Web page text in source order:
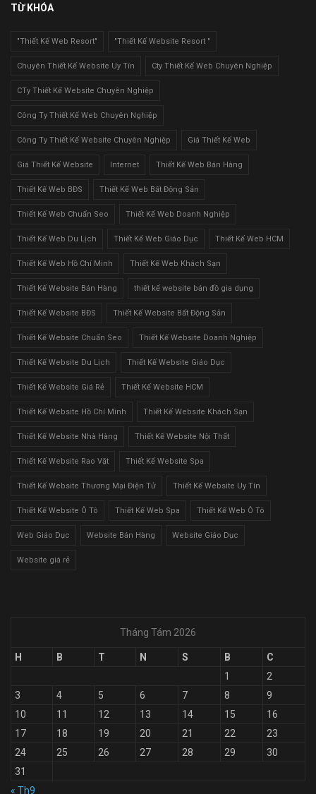
TỪ KHÓA
"Thiết Kế Web Resort" "Thiết Kế Website Resort "
Chuyên Thiết Kế Website Uy Tín Cty Thiết Kế Web Chuyên Nghiệp
CTy Thiết Kế Website Chuyên Nghiệp
Công Ty Thiết Kế Web Chuyên Nghiệp
Công Ty Thiết Kế Website Chuyên Nghiệp Giá Thiết Kế Web
Giá Thiết Kế Website Internet Thiết Kế Web Bán Hàng
Thiết Kế Web BĐS Thiết Kế Web Bất Động Sản
Thiết Kế Web Chuẩn Seo Thiết Kế Web Doanh Nghiệp
Thiết Kế Web Du Lịch Thiết Kế Web Giáo Dục Thiết Kế Web HCM
Thiết Kế Web Hồ Chí Minh Thiết Kế Web Khách Sạn
Thiết Kế Website Bán Hàng thiết kế website bán đồ gia dụng
Thiết Kế Website BĐS Thiết Kế Website Bất Động Sản
Thiết Kế Website Chuẩn Seo Thiết Kế Website Doanh Nghiệp
Thiết Kế Website Du Lịch Thiết Kế Website Giáo Dục
Thiết Kế Website Giá Rẻ Thiết Kế Website HCM
Thiết Kế Website Hồ Chí Minh Thiết Kế Website Khách Sạn
Thiết Kế Website Nhà Hàng Thiết Kế Website Nội Thất
Thiết Kế Website Rao Vặt Thiết Kế Website Spa
Thiết Kế Website Thương Mại Điện Tử Thiết Kế Website Uy Tín
Thiết Kế Website Ô Tô Thiết Kế Web Spa Thiết Kế Web Ô Tô
Web Giáo Dục Website Bán Hàng Website Giáo Dục
Website giá rẻ
Tháng Tám 2026
H B T N S B
C
1
2
3
4 5 6 7 8
9
10
11 12 13 14 15
16
17
18 19 20 21 22
23
24
25 26 27 28 29
30
31
« Th9